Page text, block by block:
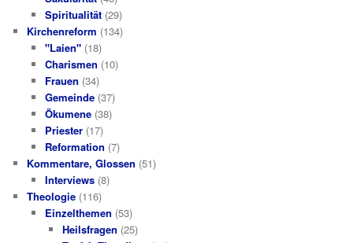
Spiritualität(29)
Kirchenreform (134)
"Laien"(18)
Charismen (10)
Frauen (34)
Gemeinde(37)
Ökumene(38)
Priester(17)
Reformation (7)
Kommentare, Glossen (51)
Interviews(8)
Theologie (116)
Einzelthemen (53)
Heilsfragen (25)